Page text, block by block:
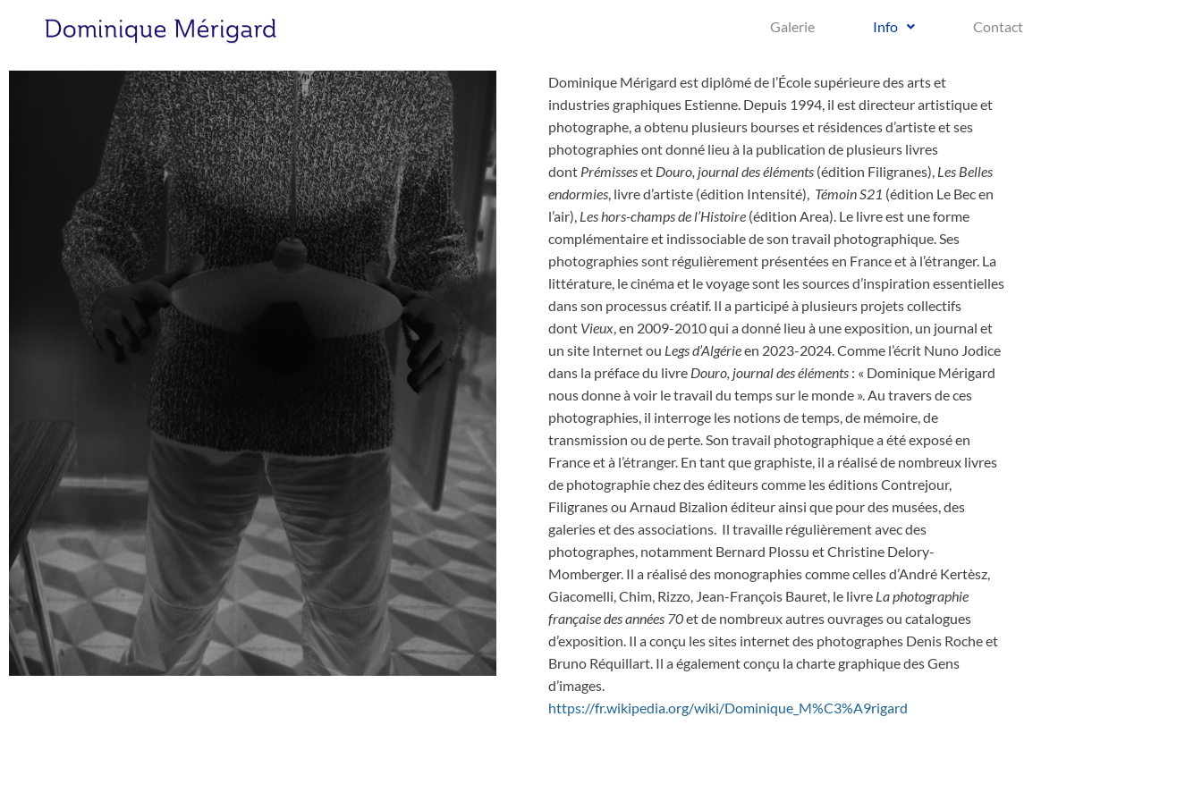
Galerie Info Contact
Dominique Mérigard est diplômé de l’École supérieure des arts et
industries graphiques Estienne. Depuis 1994, il est directeur artistique et
photographe, a obtenu plusieurs bourses et résidences d’artiste et ses
photographies ont donné lieu à la publication de plusieurs livres
dont Prémisseset Douro, journal des éléments(édition Filigranes), Les Belles
endormies, livre d’artiste (édition Intensité), Témoin S21 (édition Le Bec en
l’air), Les hors-champs de l’Histoire(édition Area). Le livre est une forme
complémentaire et indissociable de son travail photographique. Ses
photographies sont régulièrement présentées en France et à l’étranger. La
littérature, le cinéma et le voyage sont les sources d’inspiration essentielles
dans son processus créatif. Il a participé à plusieurs projets collectifs
dont Vieux, en 2009-2010 qui a donné lieu à une exposition, un journal et
un site Internet ou Legs d’Algérieen 2023-2024. Comme l’écrit Nuno Jodice
dans la préface du livre Douro, journal des éléments: « Dominique Mérigard
nous donne à voir le travail du temps sur le monde ». Au travers de ces
photographies, il interroge les notions de temps, de mémoire, de
transmission ou de perte. Son travail photographique a été exposé en
France et à l’étranger. En tant que graphiste, il a réalisé de nombreux livres
de photographie chez des éditeurs comme les éditions Contrejour,
Filigranes ou Arnaud Bizalion éditeur ainsi que pour des musées, des
galeries et des associations. Il travaille régulièrement avec des
photographes, notamment Bernard Plossu et Christine Delory-
Momberger. Il a réalisé des monographies comme celles d’André Kertèsz,
Giacomelli, Chim, Rizzo, Jean-François Bauret, le livre La photographie
française des années 70et de nombreux autres ouvrages ou catalogues
d’exposition. Il a conçu les sites internet des photographes Denis Roche et
Bruno Réquillart. Il a également conçu la charte graphique des Gens
d’images.
https://fr.wikipedia.org/wiki/Dominique_M%C3%A9rigard